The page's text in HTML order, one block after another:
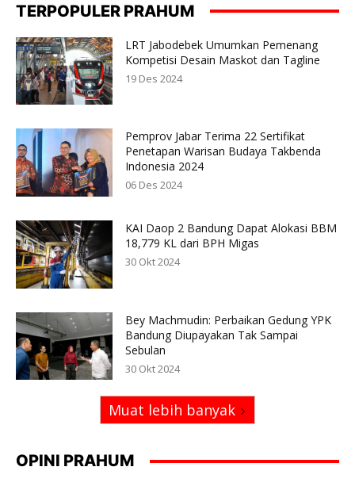
TERPOPULER PRAHUM
LRT Jabodebek Umumkan Pemenang
Kompetisi Desain Maskot dan Tagline
19 Des 2024
Pemprov Jabar Terima 22 Sertifikat
Penetapan Warisan Budaya Takbenda
Indonesia 2024
06 Des 2024
KAI Daop 2 Bandung Dapat Alokasi BBM
18,779 KL dari BPH Migas
30 Okt 2024
Bey Machmudin: Perbaikan Gedung YPK
Bandung Diupayakan Tak Sampai
Sebulan
30 Okt 2024
Muat lebih banyak
OPINI PRAHUM